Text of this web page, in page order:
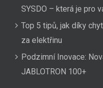
SYSDO – která je pro
Top 5 tipů, jak díky
za elektřinu
Podzimní Inovace:
JABLOTRON 100+